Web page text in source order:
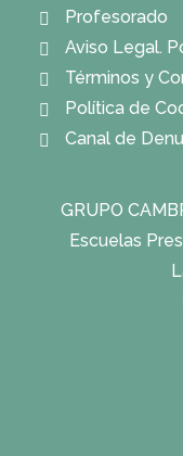
Profesorado
Aviso Legal.
Términos y
Política de
Canal de
GRUPO
Escuelas